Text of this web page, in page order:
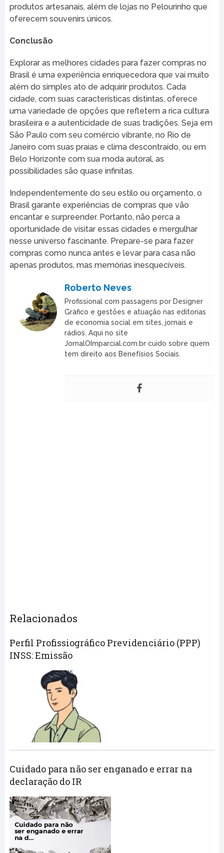
produtos artesanais, além de lojas no Pelourinho que
oferecem souvenirs únicos.
Conclusão
Explorar as melhores cidades para fazer compras no
Brasil é uma experiência enriquecedora que vai muito
além do simples ato de adquirir produtos. Cada
cidade, com suas características distintas, oferece
uma variedade de opções que refletem a rica cultura
brasileira e a autenticidade de suas tradições. Seja em
São Paulo com seu comércio vibrante, no Rio de
Janeiro com suas praias e clima descontraído, ou em
Belo Horizonte com sua moda autoral, as
possibilidades são quase infinitas.
Independentemente do seu estilo ou orçamento, o
Brasil garante experiências de compras que vão
encantar e surpreender. Portanto, não perca a
oportunidade de visitar essas cidades e mergulhar
nesse universo fascinante. Prepare-se para fazer
compras como nunca antes e levar para casa não
apenas produtos, mas memórias inesquecíveis.
Roberto Neves
Profissional com passagens por Designer
Gráfico e gestões e atuação nas editorias
de economia social em sites, jornais e
rádios. Aqui no site
JornalOImparcial.com.br cuido sobre quem
tem direito aos Benefísios Sociais.
Relacionados
Perfil Profissiográfico Previdenciário (PPP)
INSS: Emissão
Cuidado para não ser enganado e errar na
declaração do IR